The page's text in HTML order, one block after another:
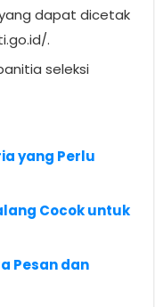
dapat dicetak
.
seleksi
yang Perlu
Cocok untuk
Pesan dan